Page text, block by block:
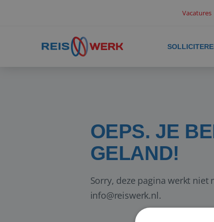
Vacatures
OEPS. JE
GELAND!
Sorry, deze pagina werkt
info@reiswerk.nl.